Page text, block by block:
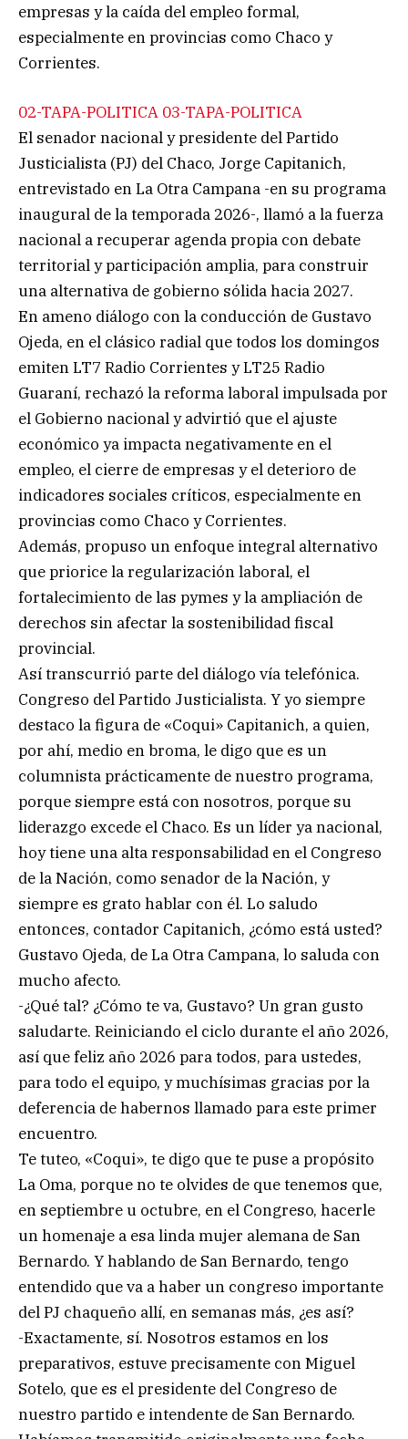
empresas y la caída del empleo formal,
especialmente en provincias como Chaco y
Corrientes.
02-TAPA-POLITICA 03-TAPA-POLITICA
El senador nacional y presidente del Partido
Justicialista (PJ) del Chaco, Jorge Capitanich,
entrevistado en La Otra Campana -en su programa
inaugural de la temporada 2026-, llamó a la fuerza
nacional a recuperar agenda propia con debate
territorial y participación amplia, para construir
una alternativa de gobierno sólida hacia 2027.
En ameno diálogo con la conducción de Gustavo
Ojeda, en el clásico radial que todos los domingos
emiten LT7 Radio Corrientes y LT25 Radio
Guaraní, rechazó la reforma laboral impulsada por
el Gobierno nacional y advirtió que el ajuste
económico ya impacta negativamente en el
empleo, el cierre de empresas y el deterioro de
indicadores sociales críticos, especialmente en
provincias como Chaco y Corrientes.
Además, propuso un enfoque integral alternativo
que priorice la regularización laboral, el
fortalecimiento de las pymes y la ampliación de
derechos sin afectar la sostenibilidad fiscal
provincial.
Así transcurrió parte del diálogo vía telefónica.
Congreso del Partido Justicialista. Y yo siempre
destaco la figura de «Coqui» Capitanich, a quien,
por ahí, medio en broma, le digo que es un
columnista prácticamente de nuestro programa,
porque siempre está con nosotros, porque su
liderazgo excede el Chaco. Es un líder ya nacional,
hoy tiene una alta responsabilidad en el Congreso
de la Nación, como senador de la Nación, y
siempre es grato hablar con él. Lo saludo
entonces, contador Capitanich, ¿cómo está usted?
Gustavo Ojeda, de La Otra Campana, lo saluda con
mucho afecto.
-¿Qué tal? ¿Cómo te va, Gustavo? Un gran gusto
saludarte. Reiniciando el ciclo durante el año 2026,
así que feliz año 2026 para todos, para ustedes,
para todo el equipo, y muchísimas gracias por la
deferencia de habernos llamado para este primer
encuentro.
Te tuteo, «Coqui», te digo que te puse a propósito
La Oma, porque no te olvides de que tenemos que,
en septiembre u octubre, en el Congreso, hacerle
un homenaje a esa linda mujer alemana de San
Bernardo. Y hablando de San Bernardo, tengo
entendido que va a haber un congreso importante
del PJ chaqueño allí, en semanas más, ¿es así?
-Exactamente, sí. Nosotros estamos en los
preparativos, estuve precisamente con Miguel
Sotelo, que es el presidente del Congreso de
nuestro partido e intendente de San Bernardo.